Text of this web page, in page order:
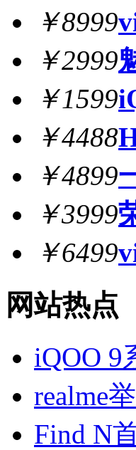
￥8999
￥2999
￥1599
￥4488
￥4899
￥3999
￥6499
网站热点
iQOO 9
realme
Find N